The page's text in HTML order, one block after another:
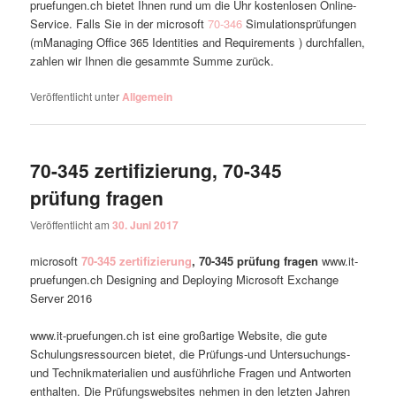
pruefungen.ch bietet Ihnen rund um die Uhr kostenlosen Online-
Service. Falls Sie in der microsoft70-346 Simulationsprüfungen
(mManaging Office 365 Identities and Requirements ) durchfallen,
zahlen wir Ihnen die gesammte Summe zurück.
Veröffentlicht unterAllgemein
70-345 zertifizierung, 70-345
prüfung fragen
Veröffentlicht am30. Juni 2017
microsoft70-345 zertifizierung, 70-345 prüfung fragen www.it-
pruefungen.ch Designing and Deploying Microsoft Exchange
Server 2016
www.it-pruefungen.ch ist eine großartige Website, die gute
Schulungsressourcen bietet, die Prüfungs-und Untersuchungs-
und Technikmaterialien und ausführliche Fragen und Antworten
enthalten. Die Prüfungswebsites nehmen in den letzten Jahren